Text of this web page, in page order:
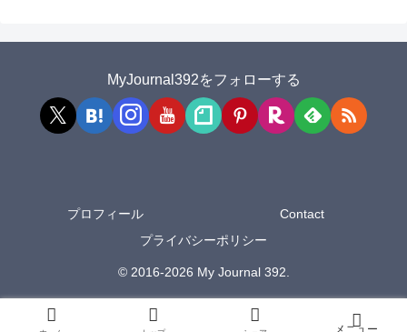
MyJournal392をフォローする
プロフィール
Contact
プライバシーポリシー
© 2016-2026 My Journal 392.